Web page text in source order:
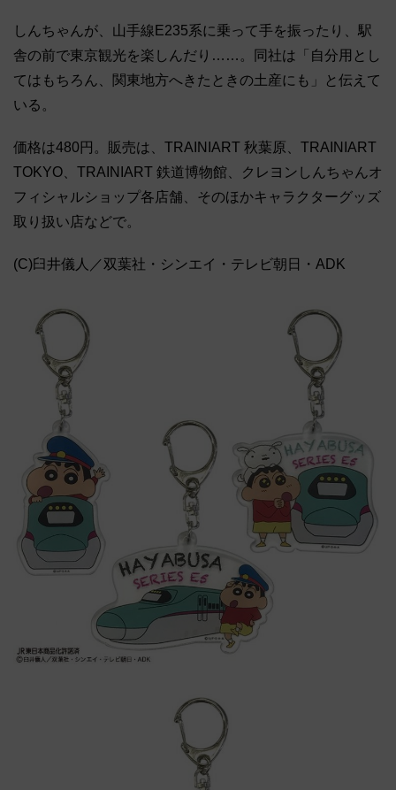
しんちゃんが、山手線E235系に乗って手を振ったり、駅
舎の前で東京観光を楽しんだり……。同社は「自分用とし
てはもちろん、関東地方へきたときの土産にも」と伝えて
いる。
価格は480円。販売は、TRAINIART 秋葉原、TRAINIART
TOKYO、TRAINIART 鉄道博物館、クレヨンしんちゃんオ
フィシャルショップ各店舗、そのほかキャラクターグッズ
取り扱い店などで。
(C)臼井儀人／双葉社・シンエイ・テレビ朝日・ADK